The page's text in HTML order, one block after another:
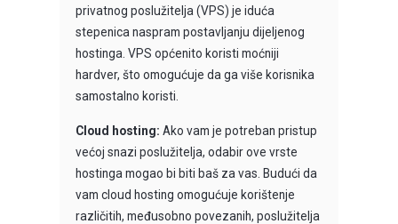
privatnog poslužitelja (VPS) je iduća
stepenica naspram postavljanju dijeljenog
hostinga. VPS općenito koristi moćniji
hardver, što omogućuje da ga više korisnika
samostalno koristi.
Cloud hosting: Ako vam je potreban pristup
većoj snazi ​​poslužitelja, odabir ove vrste
hostinga mogao bi biti baš za vas. Budući da
vam cloud hosting omogućuje korištenje
različitih, međusobno povezanih, poslužitelja